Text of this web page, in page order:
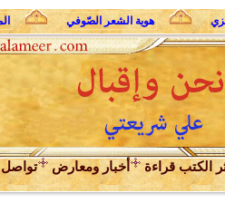
بزي هوية الشعر الصّوفي
الكتب قراءة أخبار ومعارض تواصل